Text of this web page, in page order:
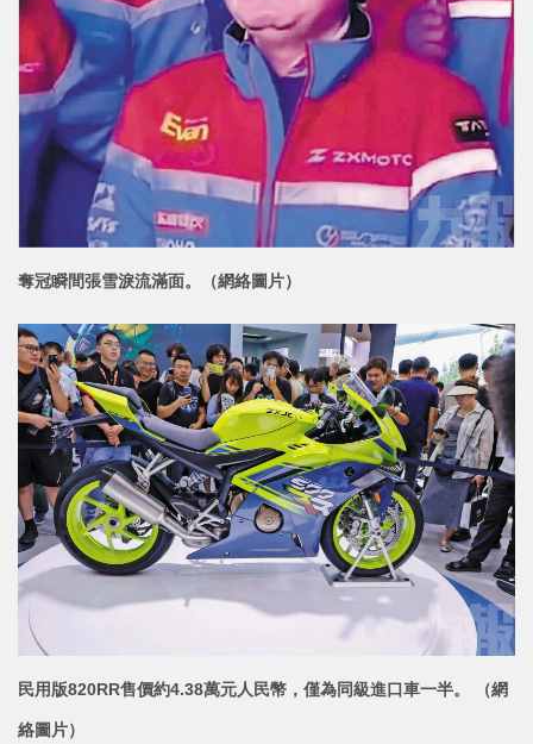
奪冠瞬間張雪淚流滿面。（網絡圖片）
民用版820RR售價約4.38萬元人民幣，僅為同級進口車一半。 （網
絡圖片）